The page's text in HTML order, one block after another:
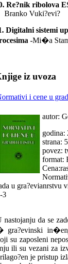
. Re?nik ribolova
Vuki?evi?
Digitalni sistemi
-Mi�a
iz uvoza
i cene u
autor:
godina:
strana:
povez:
format:
u gra?evianrstvu
3
nastojanju da se
gra?evinski
su zaposleni
ili su vezani za
je pristup